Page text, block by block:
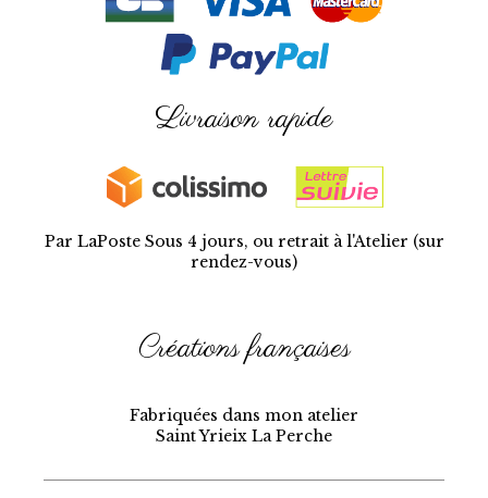
Livraison rapide
Par LaPoste Sous 4 jours, ou retrait à l'Atelier (sur
rendez-vous)
Créations françaises
Fabriquées dans mon atelier
Saint Yrieix La Perche